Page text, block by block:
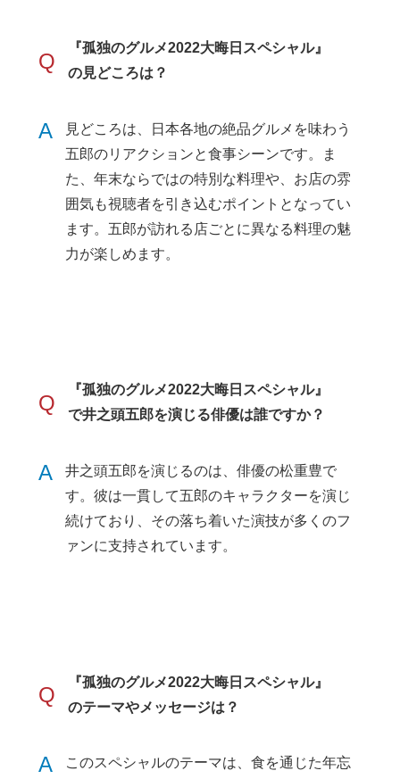
Q
『孤独のグルメ2022大晦日スペシャル』
の見どころは？
A
見どころは、日本各地の絶品グルメを味わう
五郎のリアクションと食事シーンです。ま
た、年末ならではの特別な料理や、お店の雰
囲気も視聴者を引き込むポイントとなってい
ます。五郎が訪れる店ごとに異なる料理の魅
力が楽しめます。
Q
『孤独のグルメ2022大晦日スペシャル』
で井之頭五郎を演じる俳優は誰ですか？
A
井之頭五郎を演じるのは、俳優の松重豊で
す。彼は一貫して五郎のキャラクターを演じ
続けており、その落ち着いた演技が多くのフ
ァンに支持されています。
Q
『孤独のグルメ2022大晦日スペシャル』
のテーマやメッセージは？
A
このスペシャルのテーマは、食を通じた年忘